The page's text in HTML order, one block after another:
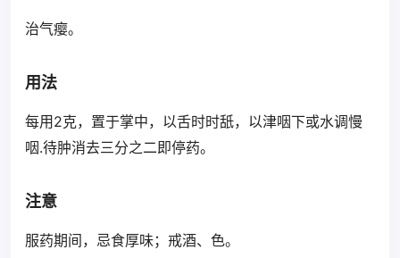
治气瘿。
用法
每用2克，置于掌中，以舌时时舐，以津咽下或水调慢
咽.待肿消去三分之二即停药。
注意
服药期间，忌食厚味；戒酒、色。